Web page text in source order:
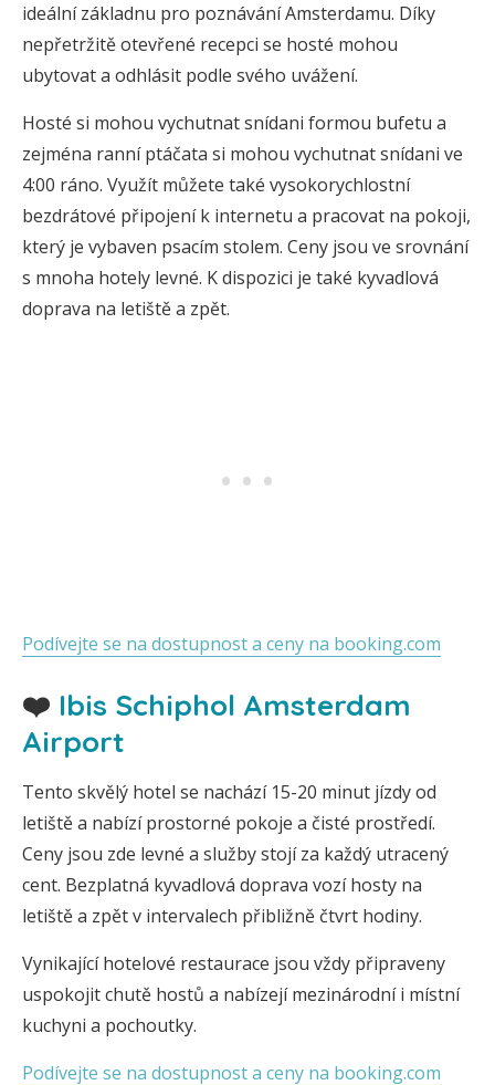
ideální základnu pro poznávání Amsterdamu. Díky
nepřetržitě otevřené recepci se hosté mohou
ubytovat a odhlásit podle svého uvážení.
Hosté si mohou vychutnat snídani formou bufetu a
zejména ranní ptáčata si mohou vychutnat snídani ve
4:00 ráno. Využít můžete také vysokorychlostní
bezdrátové připojení k internetu a pracovat na pokoji,
který je vybaven psacím stolem. Ceny jsou ve srovnání
s mnoha hotely levné. K dispozici je také kyvadlová
doprava na letiště a zpět.
Podívejte se na dostupnost a ceny na booking.com
❤️ Ibis Schiphol Amsterdam
Airport
Tento skvělý hotel se nachází 15-20 minut jízdy od
letiště a nabízí prostorné pokoje a čisté prostředí.
Ceny jsou zde levné a služby stojí za každý utracený
cent. Bezplatná kyvadlová doprava vozí hosty na
letiště a zpět v intervalech přibližně čtvrt hodiny.
Vynikající hotelové restaurace jsou vždy připraveny
uspokojit chutě hostů a nabízejí mezinárodní i místní
kuchyni a pochoutky.
Podívejte se na dostupnost a ceny na booking.com